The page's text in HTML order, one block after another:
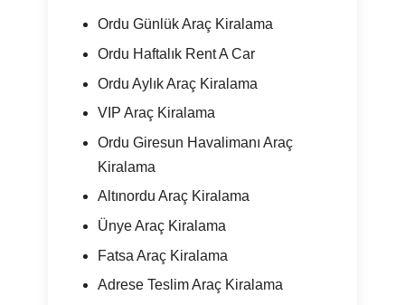
Ordu Günlük Araç Kiralama
Ordu Haftalık Rent A Car
Ordu Aylık Araç Kiralama
VIP Araç Kiralama
Ordu Giresun Havalimanı Araç
Kiralama
Altınordu Araç Kiralama
Ünye Araç Kiralama
Fatsa Araç Kiralama
Adrese Teslim Araç Kiralama